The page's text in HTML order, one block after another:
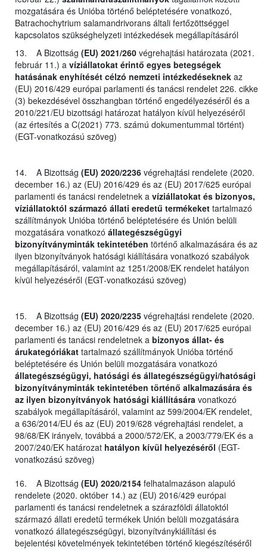
mozgatására és Unióba történő beléptetésére vonatkozó,
Batrachochytrium salamandrivorans általi fertőzöttséggel
kapcsolatos szükséghelyzeti intézkedések megállapításáról
13. A Bizottság (EU) 2021/260 végrehajtási határozata (2021.
február 11.) a víziállatokat érintő egyes betegségek
hatásának enyhítését célzó nemzeti intézkedéseknek az
(EU) 2016/429 európai parlamenti és tanácsi rendelet 226. cikke
(3) bekezdésével összhangban történő engedélyezéséről és a
2010/221/EU bizottsági határozat hatályon kívül helyezéséről
(az értesítés a C(2021) 773. számú dokumentummal történt)
(EGT-vonatkozású szöveg)
14. A Bizottság (EU) 2020/2236 végrehajtási rendelete (2020.
december 16.) az (EU) 2016/429 és az (EU) 2017/625 európai
parlamenti és tanácsi rendeletnek a víziállatokat és bizonyos,
víziállatoktól származó állati eredetű termékeket tartalmazó
szállítmányok Unióba történő beléptetésére és Unión belüli
mozgatására vonatkozó állategészségügyi
bizonyítványminták tekintetében történő alkalmazására és az
ilyen bizonyítványok hatósági kiállítására vonatkozó szabályok
megállapításáról, valamint az 1251/2008/EK rendelet hatályon
kívül helyezéséről (EGT-vonatkozású szöveg)
15. A Bizottság (EU) 2020/2235 végrehajtási rendelete (2020.
december 16.) az (EU) 2016/429 és az (EU) 2017/625 európai
parlamenti és tanácsi rendeletnek a bizonyos állat- és
árukategóriákat tartalmazó szállítmányok Unióba történő
beléptetésére és Unión belüli mozgatására vonatkozó
állategészségügyi, hatósági és állategészségügyi/hatósági
bizonyítványminták tekintetében történő alkalmazására és
az ilyen bizonyítványok hatósági kiállítására vonatkozó
szabályok megállapításáról, valamint az 599/2004/EK rendelet,
a 636/2014/EU és az (EU) 2019/628 végrehajtási rendelet, a
98/68/EK irányelv, továbbá a 2000/572/EK, a 2003/779/EK és a
2007/240/EK határozat hatályon kívül helyezéséről (EGT-
vonatkozású szöveg)
16. A Bizottság (EU) 2020/2154 felhatalmazáson alapuló
rendelete (2020. október 14.) az (EU) 2016/429 európai
parlamenti és tanácsi rendeletnek a szárazföldi állatoktól
származó állati eredetű termékek Unión belüli mozgatására
vonatkozó állategészségügyi, bizonyítványkiállítási és
bejelentési követelmények tekintetében történő kiegészítéséről